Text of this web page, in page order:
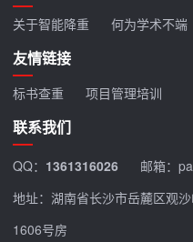
关于智能降重 何为学术不端
友情链接
标书查重 项目管理培训
联系我们
QQ： 1361316026
邮箱：
地址：湖南省长沙市岳麓区观
1606号房